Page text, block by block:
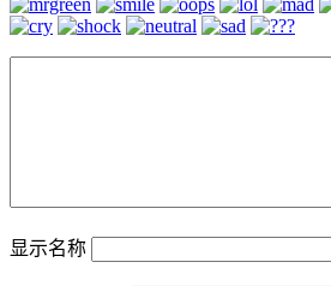
显示名称